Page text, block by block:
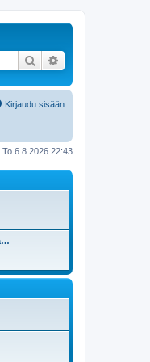
Etsi
Kirjaudu sisään
6.8.2026 22:43